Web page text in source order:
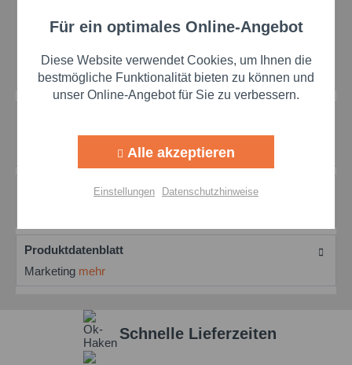
Merken Bewerten
Artikel-Nr.: sim2101319
Simalube SL19 Patrone 60ml: Automatische Schmierung
mit Bio-Kettenöl Mit der simalube...mehr
Bewertungen
0
Produktdatenblatt
Marketing mehr
Schnelle Lieferzeiten
Funktionale Aktiv
Marketing Aktiv
Personalisierung Aktiv
Für ein optimales Online-Angebot
Diese Website verwendet Cookies, um Ihnen die
bestmögliche Funktionalität bieten zu können und
unser Online-Angebot für Sie zu verbessern.
Alle akzeptieren
Einstellungen Datenschutzhinweise